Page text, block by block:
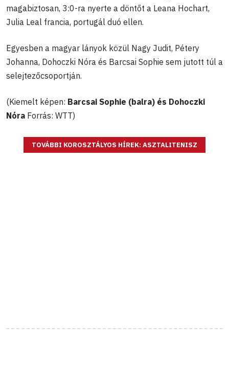
magabiztosan, 3:0-ra nyerte a döntőt a Leana Hochart,
Julia Leal francia, portugál duó ellen.
Egyesben a magyar lányok közül Nagy Judit, Pétery
Johanna, Dohoczki Nóra és Barcsai Sophie sem jutott túl a
selejtezőcsoportján.
(Kiemelt képen: Barcsai Sophie (balra) és Dohoczki
Nóra Forrás: WTT)
TOVÁBBI KOROSZTÁLYOS HÍREK: ASZTALITENISZ